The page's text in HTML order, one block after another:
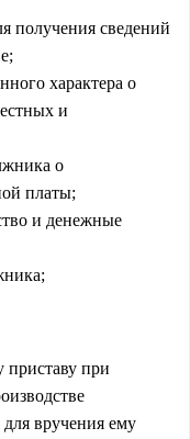
получения сведений
характера о
и
о
платы;
и денежные
приставу при
для вручения ему